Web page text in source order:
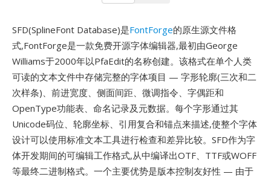
SFD(SplineFont Database)是FontForge的原生源文件格
式,FontForge是一款免费开源字体编辑器,最初由George
Williams于2000年以PfaEdit的名称创建。该格式在单个人类
可读的文本文件中存储完整的字体项目 — 字形轮廓(三次和二
次样条)、前进宽度、侧面间距、微调指令、字偶距和
OpenType功能表、命名记录及元数据。每个字形通过其
Unicode码位、轮廓坐标、引用复合和锚点来描述,使整个字体
设计可以使用标准文本工具进行检查和差异比较。SFD作为字
体开发期间的可编辑工作格式,从中编译出OTF、TTF或WOFF
等最终二进制格式。一个主要优势是版本控制友好性 — 由于